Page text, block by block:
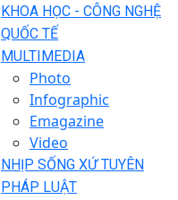
KHOA HỌC - CÔNG NGHỆ
QUỐC TẾ
MULTIMEDIA
Photo
Infographic
Emagazine
Video
NHỊP SỐNG XỨ TUYÊN
PHÁP LUẬT